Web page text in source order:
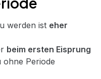
werden ist eher
beim ersten Eisprung
ohne Periode